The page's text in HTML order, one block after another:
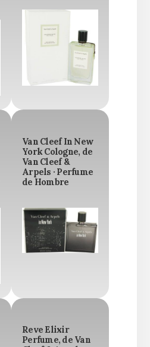
Van Cleef In New
York Cologne, de
Van Cleef &
Arpels · Perfume
de Hombre
Reve Elixir
Perfume, de Van